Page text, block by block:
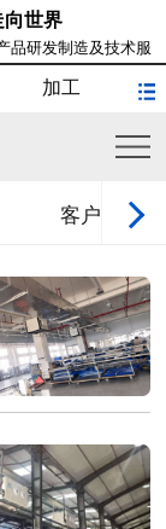
向世界
品研发制造及技术服
加工
客户见证